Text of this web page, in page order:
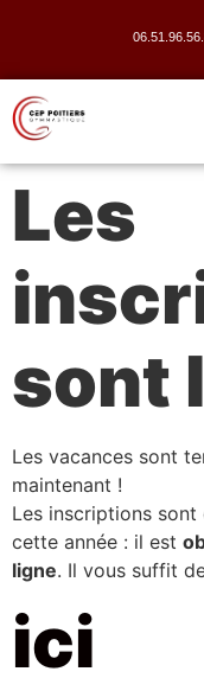
Les
sont
Les vacances sont
maintenant !
Les inscriptions
cette année : il est
ligne. Il vous suffit
ici